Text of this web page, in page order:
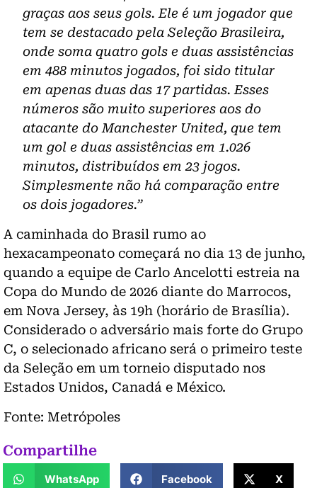
graças aos seus gols. Ele é um jogador que
tem se destacado pela Seleção Brasileira,
onde soma quatro gols e duas assistências
em 488 minutos jogados, foi sido titular
em apenas duas das 17 partidas. Esses
números são muito superiores aos do
atacante do Manchester United, que tem
um gol e duas assistências em 1.026
minutos, distribuídos em 23 jogos.
Simplesmente não há comparação entre
os dois jogadores.”
A caminhada do Brasil rumo ao
hexacampeonato começará no dia 13 de junho,
quando a equipe de Carlo Ancelotti estreia na
Copa do Mundo de 2026 diante do Marrocos,
em Nova Jersey, às 19h (horário de Brasília).
Considerado o adversário mais forte do Grupo
C, o selecionado africano será o primeiro teste
da Seleção em um torneio disputado nos
Estados Unidos, Canadá e México.
Fonte: Metrópoles
Compartilhe
WhatsApp Facebook X